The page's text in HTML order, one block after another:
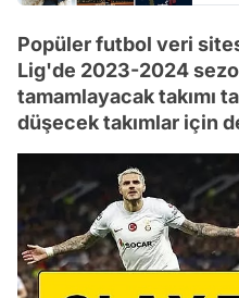
Popüler futbol veri
Lig'de 2023-2024
tamamlayacak takımı
düşecek takımlar için